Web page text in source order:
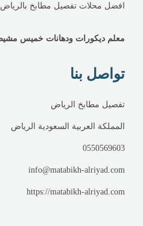
افضل محلات تفصيل مطابخ بالرياض
معلم ديكورات ودهانات خميس
تواصل بنا
تفصيل مطابخ الرياض
المملكة العربية السعودية الرياض
0550569603
info@matabikh-alriyad.com
https://matabikh-alriyad.com